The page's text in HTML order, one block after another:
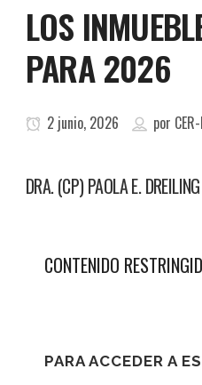
LOS
PARA 2026
2 junio, 2026 por
DRA. (CP) PAOLA E.
CONTENIDO
PARA ACCEDER A